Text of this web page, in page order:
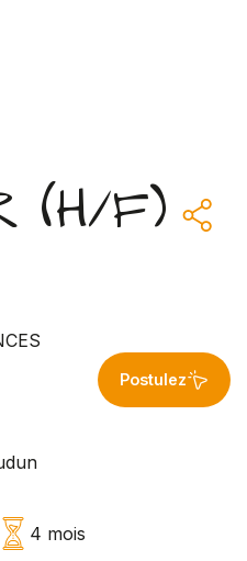
(H/F)
Postulez
4 mois